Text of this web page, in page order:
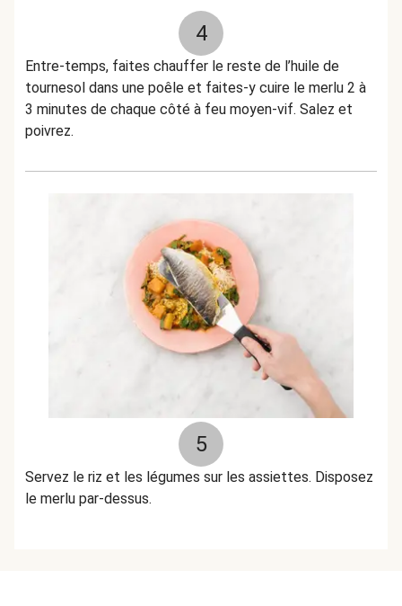
4
Entre-temps, faites chauffer le reste de l’huile de
tournesol dans une poêle et faites-y cuire le merlu 2 à
3 minutes de chaque côté à feu moyen-vif. Salez et
poivrez.
5
Servez le riz et les légumes sur les assiettes. Disposez
le merlu par-dessus.